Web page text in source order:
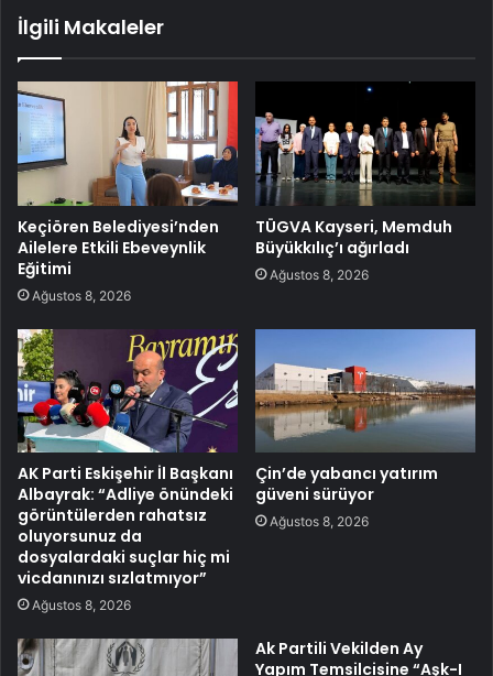
İlgili Makaleler
Keçiören Belediyesi’nden
Ailelere Etkili Ebeveynlik
Eğitimi
Ağustos 8, 2026
TÜGVA Kayseri, Memduh
Büyükkılıç’ı ağırladı
Ağustos 8, 2026
AK Parti Eskişehir İl Başkanı
Albayrak: “Adliye önündeki
görüntülerden rahatsız
oluyorsunuz da
dosyalardaki suçlar hiç mi
vicdanınızı sızlatmıyor”
Ağustos 8, 2026
Çin’de yabancı yatırım
güveni sürüyor
Ağustos 8, 2026
Ak Partili Vekilden Ay
Yapım Temsilcisine “Aşk-I